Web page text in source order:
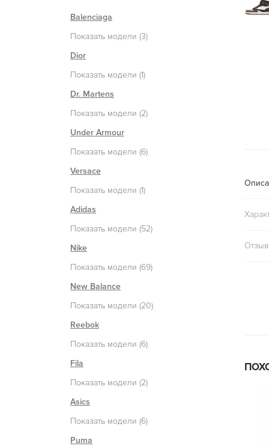
Balenciaga
Показать модели (3)
Dior
Показать модели (1)
Dr. Martens
Показать модели (2)
Under Armour
Показать модели (6)
Versace
Показать модели (1)
Adidas
Показать модели (52)
Nike
Показать модели (69)
New Balance
Показать модели (20)
Reebok
Показать модели (6)
Fila
Показать модели (2)
Asics
Показать модели (6)
Puma